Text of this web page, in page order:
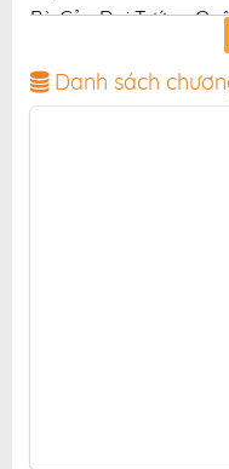
Bà Của Đại Tướng
nét, bản dịch chuẩn
trải nghiệm đọc
miễn phí cho độc giả
Danh sách